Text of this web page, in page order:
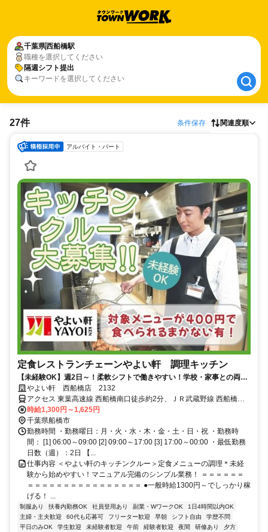
千葉県西船橋駅
職種を選択してください
隔週シフト提出
キーワードを選択してください
千葉県西船橋駅
隔週シフト提出
27件 条件保存 関連度順
アルバイト・パート
定食レストランチェーンやよい軒 調理キッチン
【未経験OK】週2日～！柔軟シフトで働きやすい！学校・家事との両立
◎＜オンライン面接実施中＞
やよい軒 西船橋店 2132
アクセス 東葉高速線 西船橋南口徒歩約2分、ＪＲ武蔵野線 西船橋南
口徒歩約2分、東京メトロ東西線/ＪＲ中央本線 西船橋南口徒歩約2分
西船橋駅南口より徒歩2分
時給1,300円～1,625円
千葉県船橋市
勤務時間 ・勤務曜日：月・火・水・木・金・土・日・祝 ・勤務時
間： [1] 06:00～09:00 [2] 09:00～17:00 [3] 17:00～00:00 ・最低勤務
日数（週）：2日 【...
仕事内容 ＜やよい軒のキッチンクルー＞定食メニューの調理＊未経
験から始めやすい！マニュアル完備のシンプル業務！ ＝＝＝＝＝＝
＝＝＝＝＝＝＝＝＝＝＝＝＝＝＝＝ ●一般時給1300円～でしっかり稼
げる！ ...
制服あり 扶養内勤務OK 社員登用あり 副業・WワークOK
1日4時間以内OK
主婦・主夫歓迎
60代も応募可 フリーター歓迎 早朝 シフト自由
学歴不問
平日のみOK
学生歓迎 未経験者歓迎 午前 経験者歓迎 夜間 研修あり
夕方